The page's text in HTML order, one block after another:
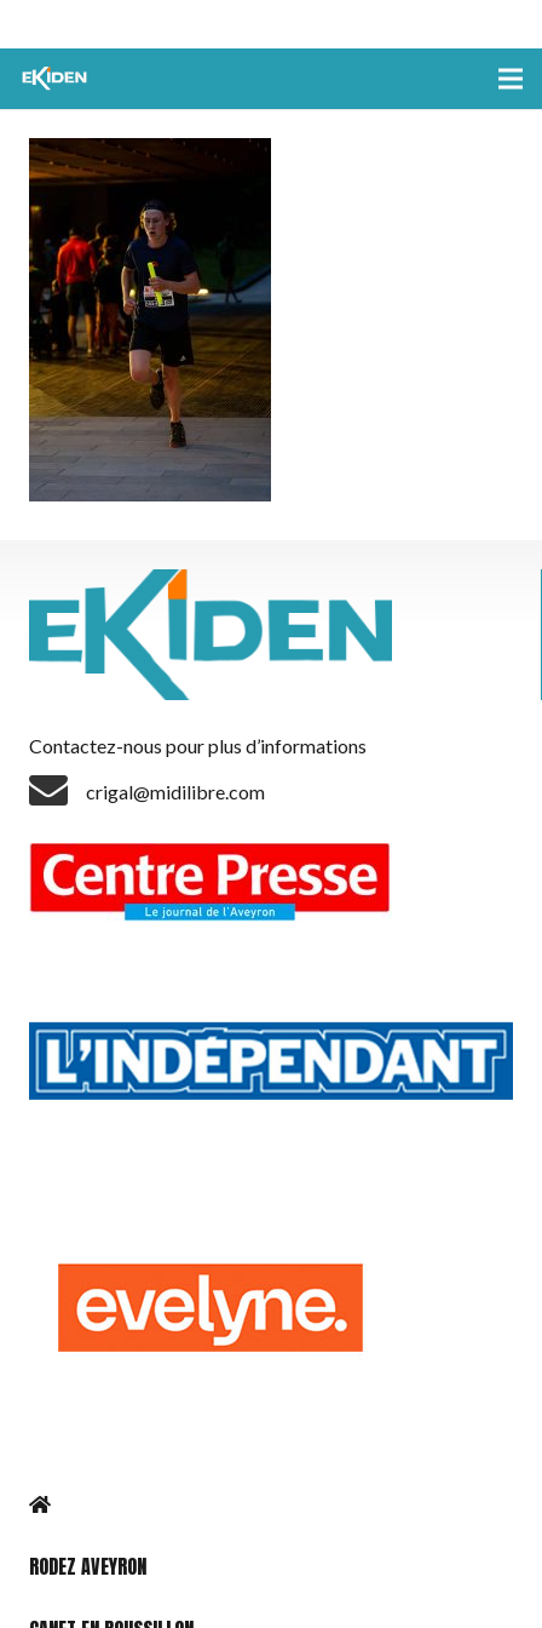
Contactez-nous pour plus d’informations
crigal@midilibre.com
RODEZ AVEYRON